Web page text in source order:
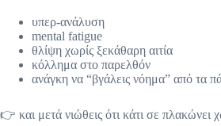
υπερ-ανάλυση
mental fatigue
θλίψη χωρίς ξεκάθαρη αιτία
κόλλημα στο παρελθόν
ανάγκη να “βγάλεις νόημα” από τα
👉 και μετά νιώθεις ότι κάτι σε πλακώνει